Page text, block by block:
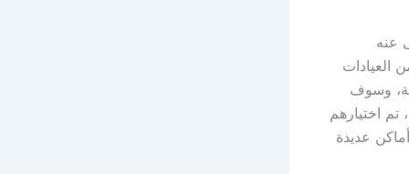
عنه
العيادات
وسوف
تم اختيارهم
عديدة